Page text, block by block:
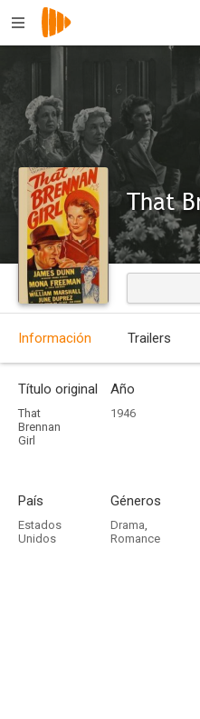
That
Información Trailers
Título original
That
Brennan
Girl
Año
1946
País
Estados
Unidos
Géneros
Drama,
Romance